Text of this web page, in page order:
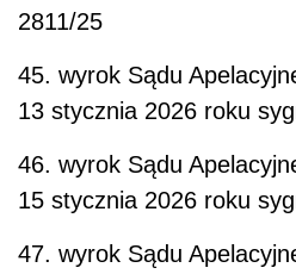
2811/25
45. wyrok Sądu
13 stycznia 2026 roku
46. wyrok Sądu
15 stycznia 2026 roku
47. wyrok Sądu